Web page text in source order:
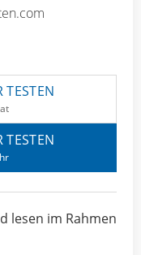
TESTEN
TESTEN
lesen im Rahmen